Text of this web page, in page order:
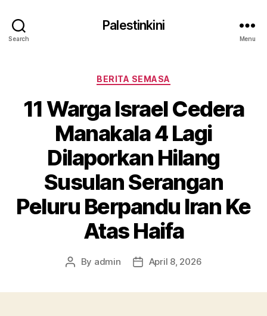
Search
Palestinkini
Menu
Categories
BERITA SEMASA
11 Warga Israel Cedera
Manakala 4 Lagi
Dilaporkan Hilang
Susulan Serangan
Peluru Berpandu Iran Ke
Atas Haifa
Post
By admin
PostApril 8, 2026